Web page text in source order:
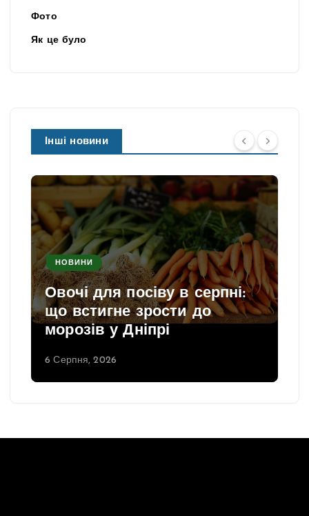
Фото
Як це було
Інші новини
НОВИНИ
Овочі для посіву в серпні:
що встигне зрости до
морозів у Дніпрі
6 Серпня, 2026